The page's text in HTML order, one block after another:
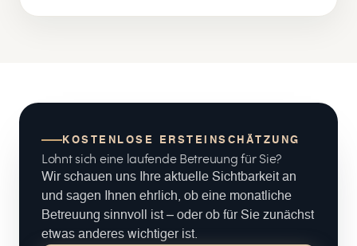
KOSTENLOSE ERSTEINSCHÄTZUNG
Lohnt sich eine laufende Betreuung für Sie?
Wir schauen uns Ihre aktuelle Sichtbarkeit an
und sagen Ihnen ehrlich, ob eine monatliche
Betreuung sinnvoll ist – oder ob für Sie zunächst
etwas anderes wichtiger ist.